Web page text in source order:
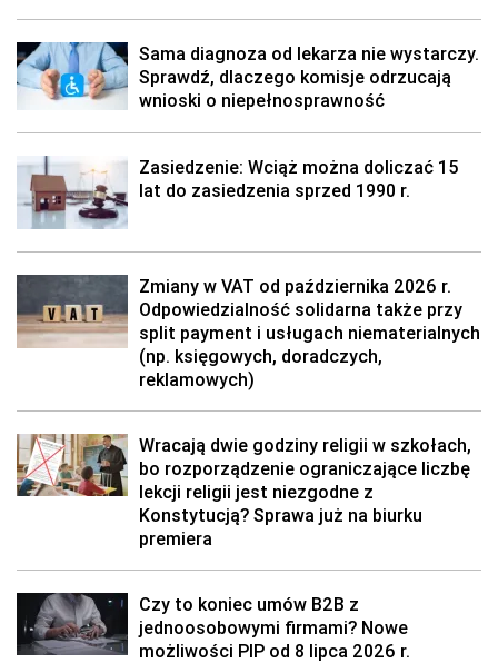
Sama diagnoza od lekarza nie wystarczy.
Sprawdź, dlaczego komisje odrzucają
wnioski o niepełnosprawność
Zasiedzenie: Wciąż można doliczać 15
lat do zasiedzenia sprzed 1990 r.
Zmiany w VAT od października 2026 r.
Odpowiedzialność solidarna także przy
split payment i usługach niematerialnych
(np. księgowych, doradczych,
reklamowych)
Wracają dwie godziny religii w szkołach,
bo rozporządzenie ograniczające liczbę
lekcji religii jest niezgodne z
Konstytucją? Sprawa już na biurku
premiera
Czy to koniec umów B2B z
jednoosobowymi firmami? Nowe
możliwości PIP od 8 lipca 2026 r.